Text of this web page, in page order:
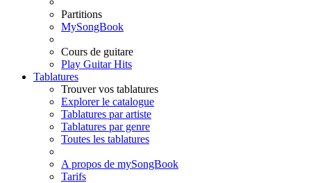
Partitions
MySongBook
Cours de guitare
Play Guitar Hits
Tablatures
Trouver vos tablatures
Explorer le catalogue
Tablatures par artiste
Tablatures par genre
Toutes les tablatures
A propos de mySongBook
Tarifs